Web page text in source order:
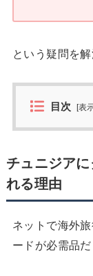
という疑問を解
目次 [表
チュニジア
れる理由
ネットで海外
ードが必需品